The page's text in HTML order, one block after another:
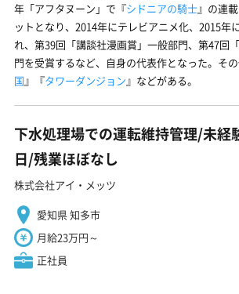
年「アフタヌーン」で『シドニアの騎士』の連
ットとなり、2014年にテレビアニメ化、2015年
れ、第39回「講談社漫画賞」一般部門、第47回
門を受賞するなど、自身の代表作となった。そ
国』『タワーダンジョン』などがある。
下水処理場での運転維持管理/未経
日/残業ほぼなし
株式会社アイ・メッツ
愛知県 知多市
月給23万円～
正社員